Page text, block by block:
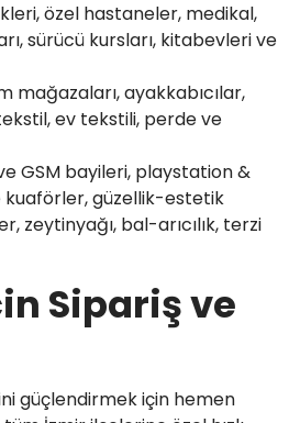
özel hastaneler, medikal,
sürücü kursları, kitabevleri ve
mağazaları, ayakkabıcılar,
ev tekstili, perde ve
GSM bayileri, playstation &
kuaförler, güzellik-estetik
zeytinyağı, bal-arıcılık, terzi
Sipariş ve
güçlendirmek için hemen